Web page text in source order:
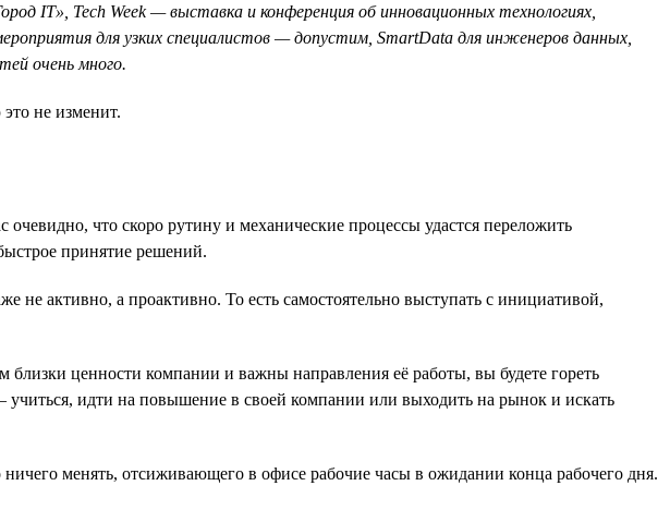
IT», Tech Week — выставка и конференция об инновационных технологиях,
для узких специалистов — допустим, SmartData для инженеров данных,
очень много.
не изменит.
что скоро рутину и механические процессы удастся переложить
принятие решений.
не активно, а проактивно. То есть самостоятельно выступать с инициативой,
близки ценности компании и важны направления её работы, вы будете гореть
идти на повышение в своей компании или выходить на рынок и искать
менять, отсиживающего в офисе рабочие часы в ожидании конца рабочего дня.